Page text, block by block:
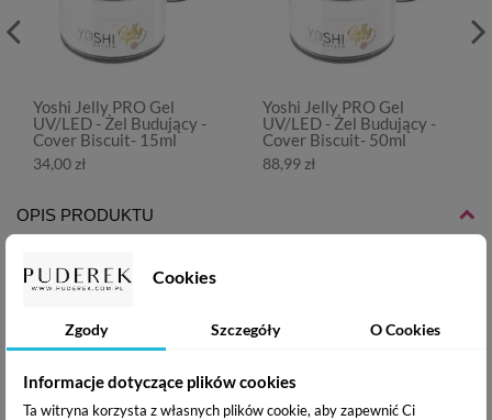
Cookies
Zgody Szczegóły O Cookies
Informacje dotyczące plików cookies
Ta witryna korzysta z własnych plików cookie, aby zapewnić Ci
Yoshi Jelly PRO Gel
UV/LED - Żel Budujący -
Cover Biscuit- 15ml
34,00 zł
Yoshi Jelly PRO Gel
UV/LED - Żel Budujący -
Cover Biscuit- 50ml
88,99 zł
OPIS PRODUKTU
DANE TECHNICZNE
DOSTAWA I PŁATNOŚĆ